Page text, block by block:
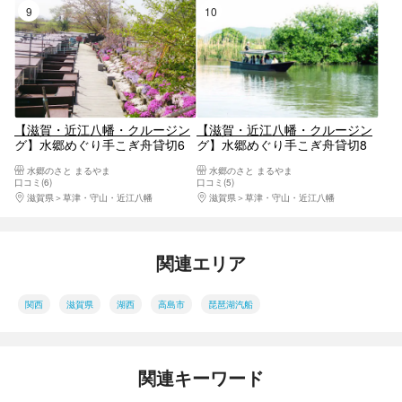
9位
【滋賀・近江八幡・クルージン
グ】水郷めぐり手こぎ舟貸切6
水郷のさと まるやま
口コミ(6)
滋賀県
草津・守山・近江八幡
【滋賀・近江八幡・クルージン
グ】水郷めぐり手こぎ舟貸切8
水郷のさと まるやま
口コミ(5)
滋賀県
草津・守山・近江八幡
関連エリア
関西 滋賀県 湖西 高島市 琵琶湖汽船
関連キーワード